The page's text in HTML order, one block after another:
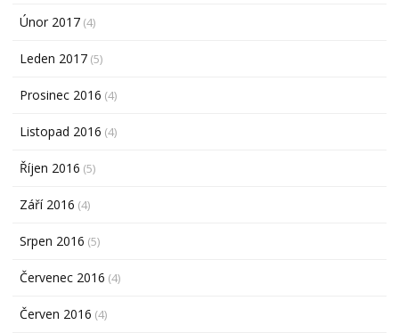
Únor 2017 (4)
Leden 2017 (5)
Prosinec 2016 (4)
Listopad 2016 (4)
Říjen 2016 (5)
Září 2016 (4)
Srpen 2016 (5)
Červenec 2016 (4)
Červen 2016 (4)